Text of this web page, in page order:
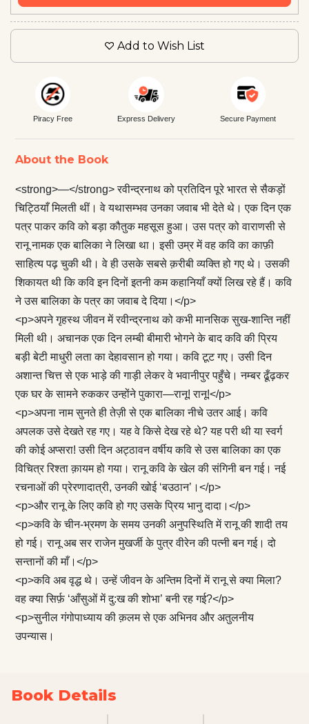
Add to Wish List
Piracy Free Express Delivery Secure Payment
About the Book
<strong>—</strong> रवीन्द्रनाथ को प्रतिदिन पूरे भारत से सैकड़ों
चिट्ठियाँ मिलती थीं। वे यथासम्भव उनका जवाब भी देते थे। एक दिन एक
पत्र पाकर कवि को बड़ा कौतुक महसूस हुआ। उस पत्र को वाराणसी से
रानू नामक एक बालिका ने लिखा था। इसी उम्र में वह कवि का काफ़ी
साहित्य पढ़ चुकी थी। वे ही उसके सबसे क़रीबी व्यक्ति हो गए थे। उसकी
शिकायत थी कि कवि इन दिनों इतनी कम कहानियाँ क्यों लिख रहे हैं। कवि
ने उस बालिका के पत्र का जवाब दे दिया।</p>
<p>अपने गृहस्थ जीवन में रवीन्द्रनाथ को कभी मानसिक सुख-शान्ति नहीं
मिली थी। अचानक एक दिन लम्बी बीमारी भोगने के बाद कवि की प्रिय
बड़ी बेटी माधुरी लता का देहावसान हो गया। कवि टूट गए। उसी दिन
अशान्त चित्त से एक भाड़े की गाड़ी लेकर वे भवानीपुर पहुँचे। नम्बर ढूँढ़कर
एक घर के सामने रुककर उन्होंने पुकारा—रानू! रानू!</p>
<p>अपना नाम सुनते ही तेज़ी से एक बालिका नीचे उतर आई। कवि
अपलक उसे देखते रह गए। यह वे किसे देख रहे थे? यह परी थी या स्वर्ग
की कोई अप्सरा! उसी दिन अट्ठावन वर्षीय कवि से उस बालिका का एक
विचित्र रिश्ता क़ायम हो गया। रानू कवि के खेल की संगिनी बन गई। नई
रचनाओं की प्रेरणादात्री, उनकी खोई ‘बउठान’।</p>
<p>और रानू के लिए कवि हो गए उसके प्रिय भानु दादा।</p>
<p>कवि के चीन-भ्रमण के समय उनकी अनुपस्थिति में रानू की शादी तय
हो गई। रानू अब सर राजेन मुखर्जी के पुत्र वीरेन की पत्नी बन गई। दो
सन्तानों की माँ।</p>
<p>कवि अब वृद्ध थे। उन्हें जीवन के अन्तिम दिनों में रानू से क्या मिला?
वह क्या सिर्फ़ ‘आँसुओं में दु:ख की शोभा’ बनी रह गई?</p>
<p>सुनील गंगोपाध्याय की क़लम से एक अभिनव और अतुलनीय
उपन्यास।
Book Details